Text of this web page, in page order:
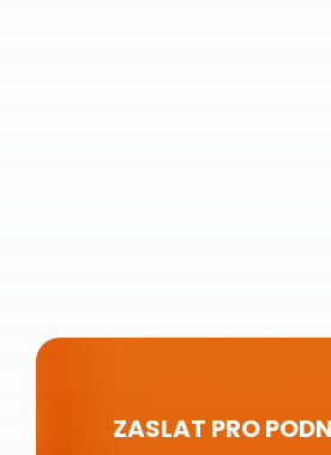
ZASLAT PRO